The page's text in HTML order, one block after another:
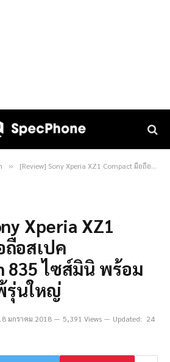
» [Review] Sony Xperia XZ1 Compact มือถือสเปค Snapdragon 835 ไซส์มินิ พร้อมฟังก์ชันไม่แพ้รุ่นใหญ่
Xperia XZ1
ถือสเปค
835 ไซส์มินิ พร้อม
รุ่นใหญ่
มกราคม 2018 5,391 Views Updated: 24